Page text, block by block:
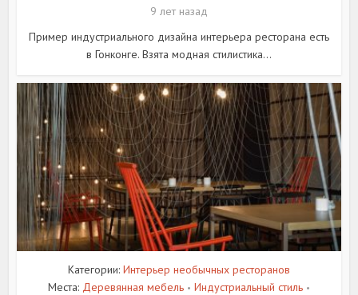
9 лет назад
Пример индустриального дизайна интерьера ресторана есть
в Гонконге. Взята модная стилистика...
Категории: Интерьер необычных ресторанов
Места: Деревянная мебель • Индустриальный стиль •